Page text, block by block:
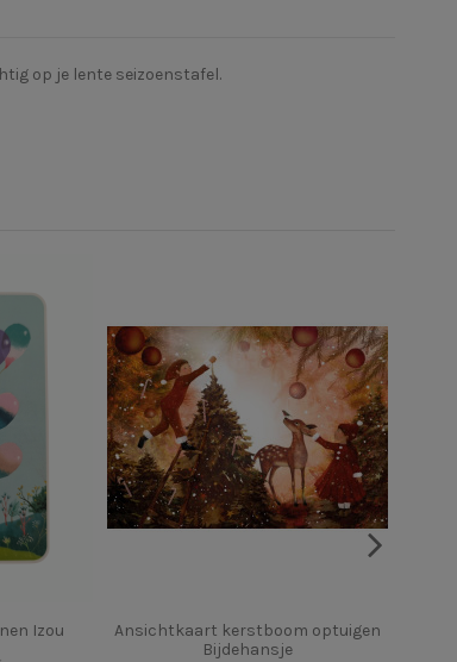
op je lente seizoenstafel.
Izou
Ansichtkaart kerstboom optuigen
Bijdehansje